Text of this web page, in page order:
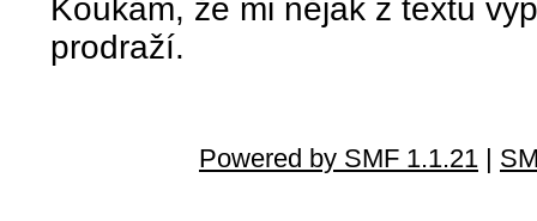
Koukám, že mi nějak z textu
prodraží.
Powered by SMF 1.1.21 |